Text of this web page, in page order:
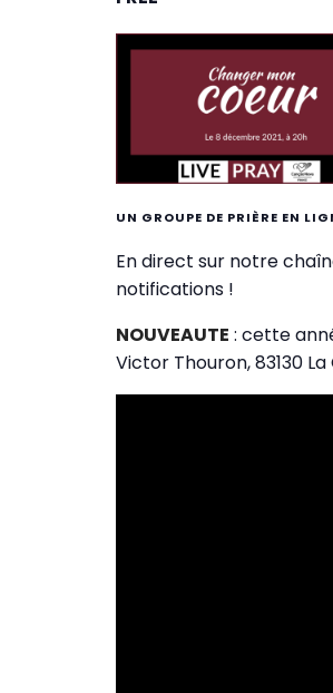
UN GROUPE DE PRIÈRE EN
En direct sur notre
notifications !
NOUVEAUTE : cette
Victor Thouron, 83130 La